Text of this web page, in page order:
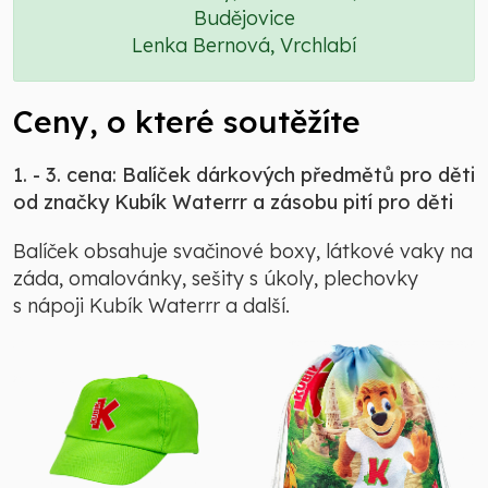
Budějovice
Lenka Bernová, Vrchlabí
Ceny, o které soutěžíte
1. - 3. cena: Balíček dárkových předmětů pro děti
od značky Kubík Waterrr a zásobu pití pro děti
Balíček obsahuje svačinové boxy, látkové vaky na
záda, omalovánky, sešity s úkoly, plechovky
s nápoji Kubík Waterrr a další.